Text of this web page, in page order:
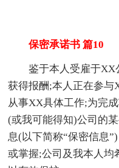
保密承诺书 篇10
鉴于本人受雇于XX
获得报酬;本人正在参与
从事XX具体工作;为完
(或我可能得知)公司的
息(以下简称“保密信息
或掌握;公司及我本人均